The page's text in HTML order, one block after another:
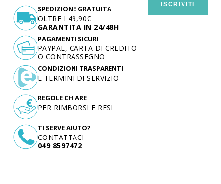
ISCRIVITI
SPEDIZIONE GRATUITA
OLTRE I 49,90€
GARANTITA IN 24/48H
TI SERVE AIUTO?
CONTATTACI
049 8597472
PAGAMENTI SICURI
PAYPAL, CARTA DI CREDITO
O CONTRASSEGNO
CONDIZIONI TRASPARENTI
E TERMINI DI SERVIZIO
REGOLE CHIARE
PER RIMBORSI E RESI